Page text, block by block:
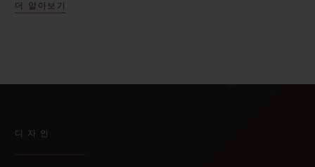
더 알아보기
디자인